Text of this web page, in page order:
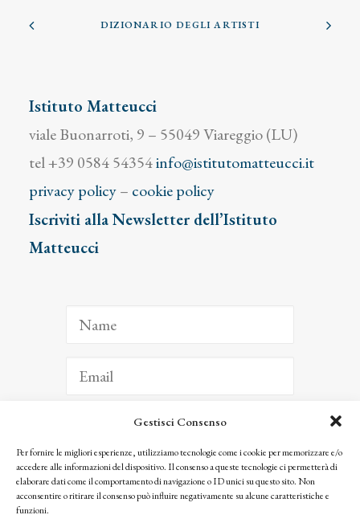
Gestisci Consenso
Per fornire le migliori esperienze, utilizziamo tecnologie come i cookie per memorizzare e/o
accedere alle informazioni del dispositivo. Il consenso a queste tecnologie ci permetterà di
elaborare dati come il comportamento di navigazione o ID unici su questo sito. Non
acconsentire o ritirare il consenso può influire negativamente su alcune caratteristiche e
funzioni.
DIZIONARIO DEGLI ARTISTI
Istituto Matteucci
viale Buonarroti, 9 – 55049 Viareggio (LU)
tel +39 0584 54354info@istitutomatteucci.it
privacy policy– cookie policy
Iscriviti alla Newsletter dell’Istituto
Matteucci
ISCRIVITI
Facendo clic per iscriverti, riconosci che le tue informazioni saranno trattate
seguendo la nostra Privacy Policy
© 2025 Istituto Matteucci. All right reserved